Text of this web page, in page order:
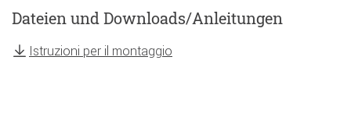
Dateien und Downloads/Anleitungen
Istruzioni per il montaggio